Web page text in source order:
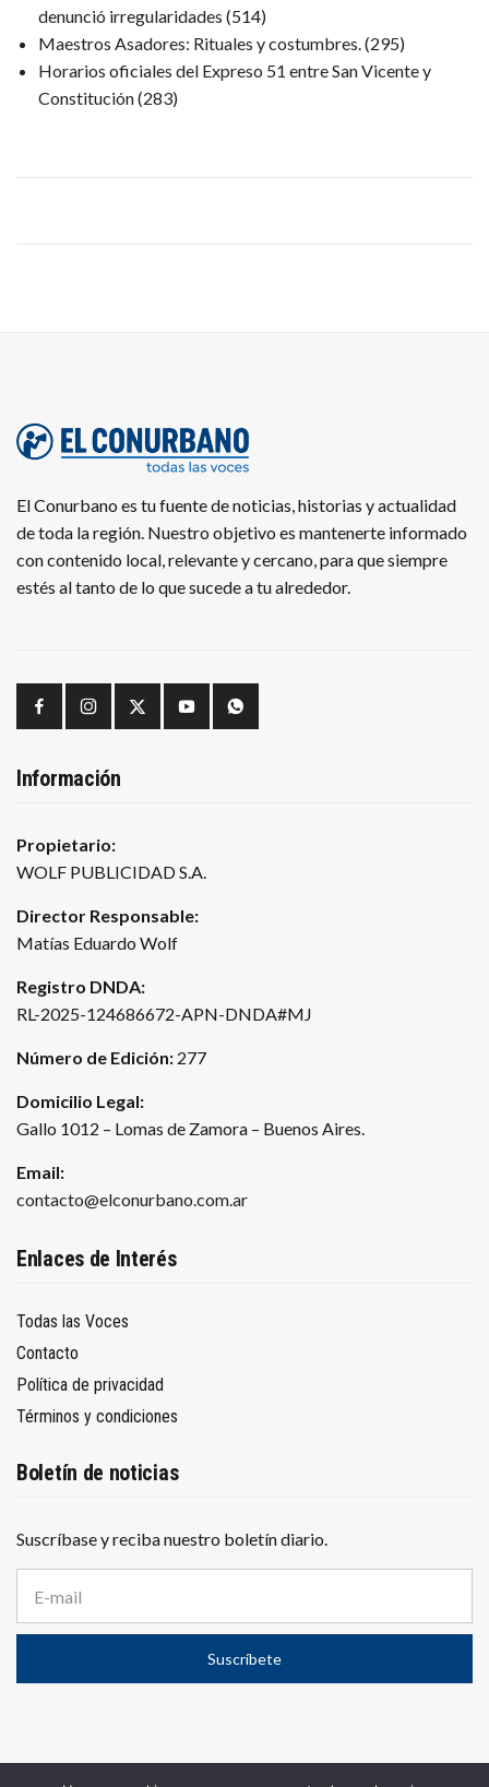
denunció irregularidades (514)
Maestros Asadores: Rituales y costumbres.(295)
Horarios oficiales del Expreso 51 entre San Vicente y
Constitución(283)
El Conurbano es tu fuente de noticias, historias y actualidad
de toda la región. Nuestro objetivo es mantenerte informado
con contenido local, relevante y cercano, para que siempre
estés al tanto de lo que sucede a tu alrededor.
Información
Propietario:
WOLF PUBLICIDAD S.A.
Director Responsable:
Matías Eduardo Wolf
Registro DNDA:
RL-2025-124686672-APN-DNDA#MJ
Número de Edición: 277
Domicilio Legal:
Gallo 1012 – Lomas de Zamora – Buenos Aires.
Email:
contacto@elconurbano.com.ar
Enlaces de Interés
Todas las Voces
Contacto
Política de privacidad
Términos y condiciones
Boletín de noticias
Suscríbase y reciba nuestro boletín diario.
r
e
c
d
Suscríbete